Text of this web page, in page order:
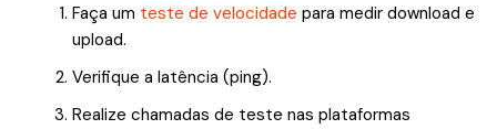
Faça um teste de velocidade para medir download e
upload.
Verifique a latência (ping).
Realize chamadas de teste nas plataformas